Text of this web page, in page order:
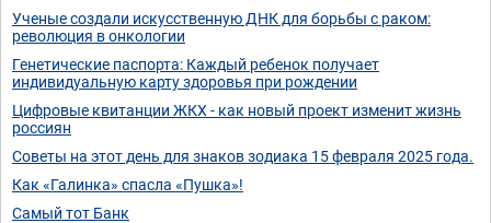
Ученые создали искусственную ДНК для борьбы с раком:
революция в онкологии
Генетические паспорта: Каждый ребенок получает
индивидуальную карту здоровья при рождении
Цифровые квитанции ЖКХ - как новый проект изменит жизнь
россиян
Советы на этот день для знаков зодиака 15 февраля 2025 года.
Как «Галинка» спасла «Пушка»!
Самый тот Банк